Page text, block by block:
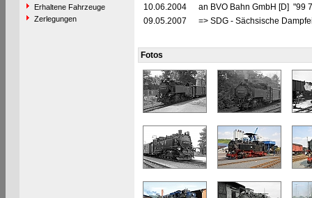
Erhaltene Fahrzeuge
Zerlegungen
10.06.2004
an BVO Bahn GmbH [D] "99
09.05.2007
=> SDG - Sächsische
Fotos